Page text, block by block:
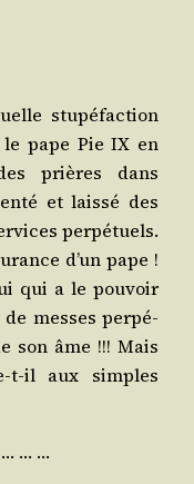
stu­pé­fac­tion
le pape Pie IX en
prières dans
et lais­sé des
per­pé­tuels.
d’un pape !
qui a le pou­voir
messes per­pé­
son âme !!! Mais
t-il aux simples
… …